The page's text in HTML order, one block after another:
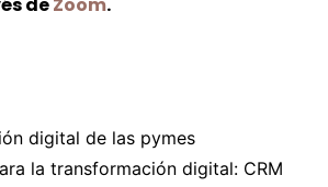
deZoom.
digital de las pymes
la transformación digital: CRM